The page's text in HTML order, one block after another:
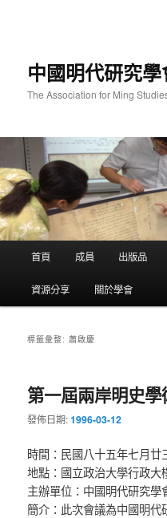
中國明代研究學
The Association for Ming
首頁 成員 出版品
資源分享 關於學會
標籤彙整:蕭啟慶
第一屆兩岸明史
發佈日期:1996-03-12
時間：民國八十五年七月廿
地點：國立政治大學行政大
主辦單位：中國明代研究學
簡介：此次會議為中國明